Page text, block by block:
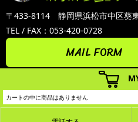
カートの中に商品はありません
〒433-8114 静岡県浜松市中区葵
TEL / FAX：053-420-0728
MAIL FORM